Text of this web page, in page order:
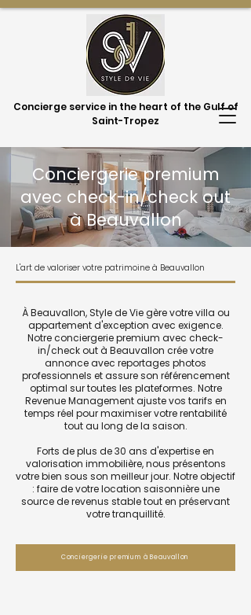
Concierge service in the heart of the Gulf of
Saint-Tropez
Conciergerie premium
avec check-in/check out
à Beauvallon
L'art de valoriser votre patrimoine à Beauvallon
À Beauvallon, Style de Vie gère votre villa ou
appartement d'exception avec exigence.
Notre conciergerie premium avec check-
in/check out à Beauvallon crée votre
annonce avec reportages photos
professionnels et assure son référencement
optimal sur toutes les plateformes. Notre
Revenue Management ajuste vos tarifs en
temps réel pour maximiser votre rentabilité
tout au long de la saison.
Forts de plus de 30 ans d'expertise en
valorisation immobilière, nous présentons
votre bien sous son meilleur jour. Notre objectif
: faire de votre location saisonnière une
source de revenus stable tout en préservant
votre tranquillité.
Conciergerie premium à Beauvallon